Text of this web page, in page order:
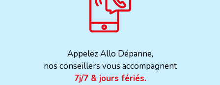
Appelez Allo Dépanne,
nos conseillers vous accompagnent
7j/7 & jours fériés.